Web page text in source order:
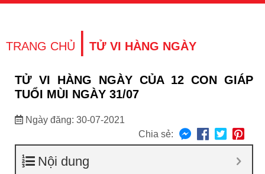
TRANG CHỦ | TỬ VI HÀNG NGÀY
TỬ VI HÀNG NGÀY CỦA 12 CON GIÁP
TUỔI MÙI NGÀY 31/07
Ngày đăng: 30-07-2021
Chia sẻ:
Nội dung